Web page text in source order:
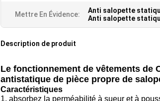
Mettre En Évidence: Anti salopette
Anti salopette
Description de produit
Le fonctionnement de vêtements de
antistatique de pièce propre de
Caractéristiques
1. absorbez la perméabilité à sueur et à